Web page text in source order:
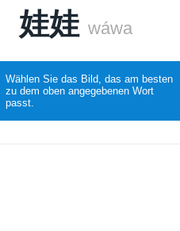
娃娃 wáwa
Wählen Sie das Bild, das am besten
zu dem oben angegebenen Wort
passt.